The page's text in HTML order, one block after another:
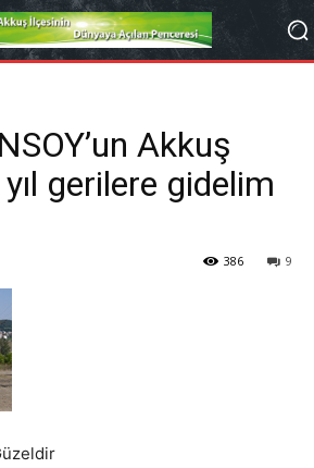
Akkuş
yıl gerilere gidelim
9
386